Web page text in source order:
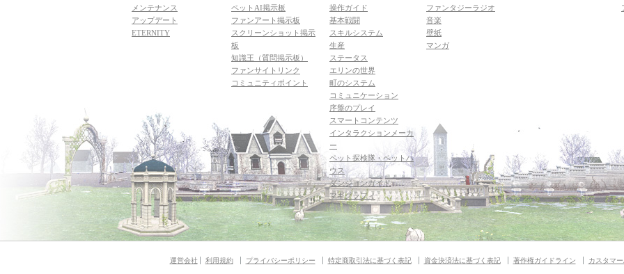
メンテナンス
アップデート
ETERNITY
ペットAI掲示板
ファンアート掲示板
スクリーンショット掲示
板
知識王（質問掲示板）
ファンサイトリンク
コミュニティポイント
操作ガイド
基本戦闘
スキルシステム
生産
ステータス
エリンの世界
町のシステム
コミュニケーション
序盤のプレイ
スマートコンテンツ
インタラクションメーカ
ー
ペット探検隊・ペットハ
ウス
ダンジョンガイド
マギグラフィ
ファンタジーラジオ
音楽
壁紙
マンガ
運営会社 利用規約 プライバシーポリシー 特定商取引法に基づく表記 資金決済法に基づく表記 著作権ガイドライン カスタマ